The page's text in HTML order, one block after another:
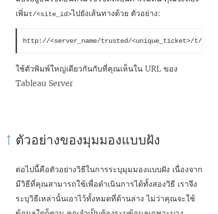
เพิ่มt/<site_id>ไปยังเส้นทางด้วย ตัวอย่าง:
http://<server_name/trusted/<unique_ticket>/t/Sales/
ใช้ตัวพิมพ์ใหญ่เดียวกันกับที่คุณเห็นใน URL ของ
Tableau Server
ตัวอย่างของมุมมองแบบฝัง
ต่อไปนี้คือตัวอย่างวิธีในการระบุมุมมองแบบฝัง เนื่องจาก
มีวิธีที่คุณสามารถใช้เพื่อดำเนินการได้ทั้งสองวิธี เราจึง
ระบุวิธีเหล่านั้นเอาไว้ทั้งหมดที่ด้านล่าง ไม่ว่าคุณจะใช้